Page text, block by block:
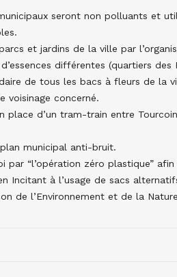
seront non polluants et
et jardins de la ville par
différentes (quartiers des
de tous les bacs à fleurs de la
voisinage concerné.
place d’un tram-train entre
municipal anti-bruit.
par “l’opération zéro plastique”
Incitant à l’usage de sacs
de l’Environnement et de la